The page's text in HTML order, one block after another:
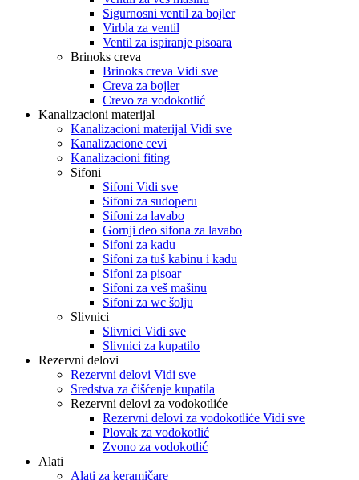
Sigurnosni ventil za bojler
Virbla za ventil
Ventil za ispiranje pisoara
Brinoks creva
Brinoks creva Vidi sve
Creva za bojler
Crevo za vodokotlić
Kanalizacioni materijal
Kanalizacioni materijal Vidi sve
Kanalizacione cevi
Kanalizacioni fiting
Sifoni
Sifoni Vidi sve
Sifoni za sudoperu
Sifoni za lavabo
Gornji deo sifona za lavabo
Sifoni za kadu
Sifoni za tuš kabinu i kadu
Sifoni za pisoar
Sifoni za veš mašinu
Sifoni za wc šolju
Slivnici
Slivnici Vidi sve
Slivnici za kupatilo
Rezervni delovi
Rezervni delovi Vidi sve
Sredstva za čišćenje kupatila
Rezervni delovi za vodokotliće
Rezervni delovi za vodokotliće Vidi sve
Plovak za vodokotlić
Zvono za vodokotlić
Alati
Alati za keramičare